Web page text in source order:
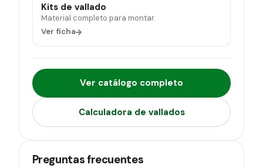
Kits de vallado
Material completo para montar.
Ver ficha
Ver catálogo completo
Calculadora de vallados
Preguntas frecuentes